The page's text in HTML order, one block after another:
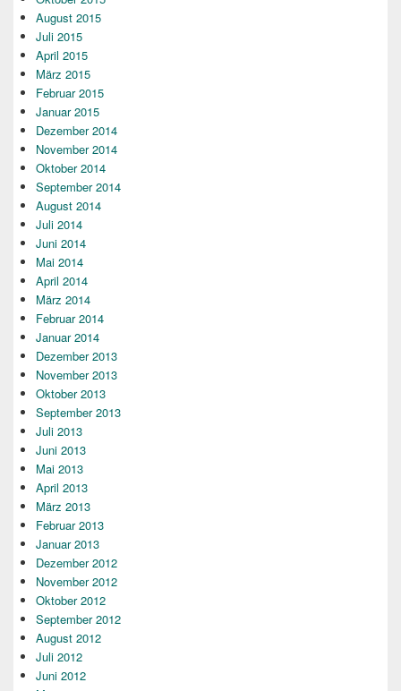
August 2015
Juli 2015
April 2015
März 2015
Februar 2015
Januar 2015
Dezember 2014
November 2014
Oktober 2014
September 2014
August 2014
Juli 2014
Juni 2014
Mai 2014
April 2014
März 2014
Februar 2014
Januar 2014
Dezember 2013
November 2013
Oktober 2013
September 2013
Juli 2013
Juni 2013
Mai 2013
April 2013
März 2013
Februar 2013
Januar 2013
Dezember 2012
November 2012
Oktober 2012
September 2012
August 2012
Juli 2012
Juni 2012